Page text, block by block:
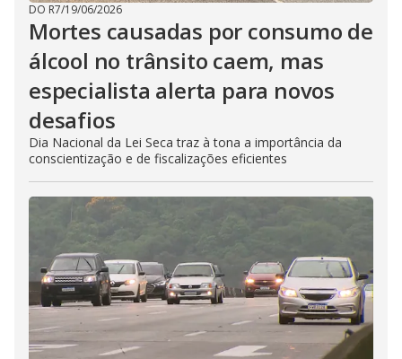
DO R7/19/06/2026
Mortes causadas por consumo de
álcool no trânsito caem, mas
especialista alerta para novos
desafios
Dia Nacional da Lei Seca traz à tona a importância da
conscientização e de fiscalizações eficientes